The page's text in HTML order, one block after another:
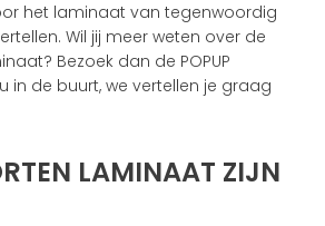
het laminaat van tegenwoordig
Wil jij meer weten over de
Bezoek dan de POPUP
in de buurt, we vertellen je graag
LAMINAAT ZIJN